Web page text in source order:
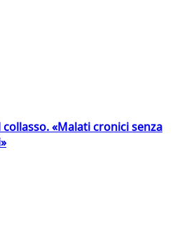
«Malati cronici senza